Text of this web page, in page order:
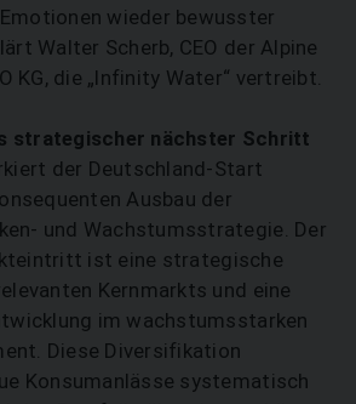
wieder bewusster
Walter Scherb, CEO der Alpine
KG, die „Infinity Water“ vertreibt.
strategischer nächster Schritt
der Deutschland-Start
Ausbau der
und Wachstumsstrategie. Der
ist eine strategische
Kernmarkts und eine
im wachstumsstarken
Diese Diversifikation
Konsumanlässe systematisch